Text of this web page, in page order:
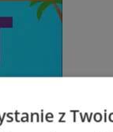
z